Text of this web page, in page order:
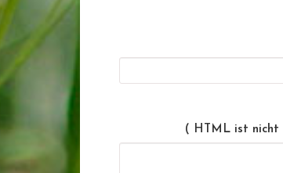
( HTML ist nicht